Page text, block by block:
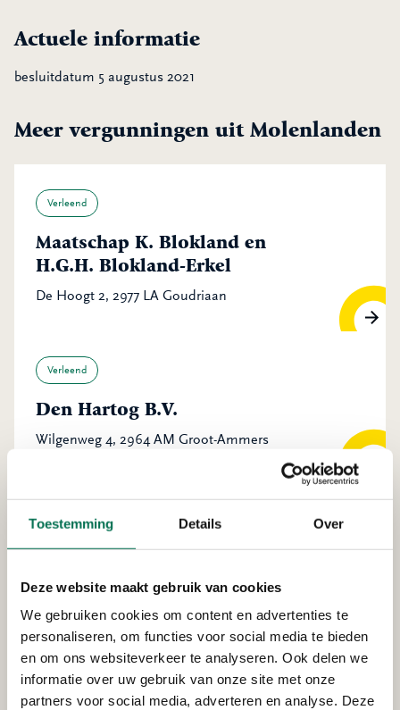
Toestemming Details Over
Deze website maakt gebruik van cookies
We gebruiken cookies om content en advertenties te
personaliseren, om functies voor social media te bieden
en om ons websiteverkeer te analyseren. Ook delen we
informatie over uw gebruik van onze site met onze
partners voor social media, adverteren en analyse. Deze
Actuele informatie
besluitdatum 5 augustus 2021
Meer vergunningen uit Molenlanden
Verleend
Maatschap K. Blokland en
H.G.H. Blokland-Erkel
De Hoogt 2, 2977 LA Goudriaan
Verleend
Den Hartog B.V.
Wilgenweg 4, 2964 AM Groot-Ammers
Waterschap Rivierenland
Boezemkade 2, 2975 CZ Ottoland
Verleend
Wemmers Tanktransport B.V.